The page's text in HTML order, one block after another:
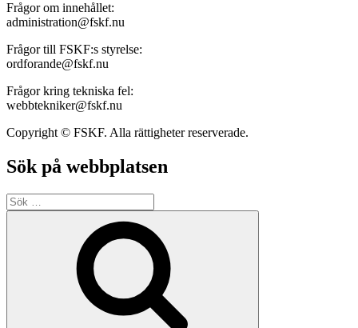
Frågor om innehållet:
administration@fskf.nu
Frågor till FSKF:s styrelse:
ordforande@fskf.nu
Frågor kring tekniska fel:
webbtekniker@fskf.nu
Copyright © FSKF. Alla rättigheter reserverade.
Sök på webbplatsen
Sök
efter: